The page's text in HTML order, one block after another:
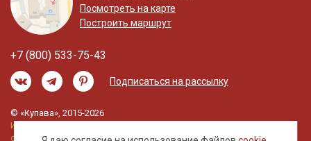
Посмотреть на карте
Построить маршрут
+7 (800) 533-75-43
Подписаться на рассылку
© «Купава», 2015-2026
Информация на сайте не является публичной
офертой.